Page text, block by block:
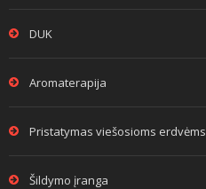
DUK
Aromaterapija
Pristatymas viešosioms erdvėms
Šildymo įranga